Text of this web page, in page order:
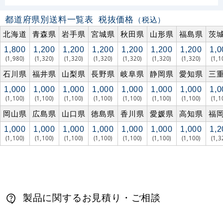
都道府県別送料一覧表 税抜価格 （税込）
北海道
青森県 岩手県 宮城県 秋田県 山形県 福島県 茨
1,800
(1,980)
1,200
(1,320)
1,200
(1,320)
1,200
(1,320)
1,200
(1,320)
1,200
(1,320)
1,200
(1,320)
石川県 福井県 山梨県 長野県 岐阜県 静岡県 愛知県 三
1,000
(1,100)
1,000
(1,100)
1,000
(1,100)
1,000
(1,100)
1,000
(1,100)
1,000
(1,100)
1,000
(1,100)
岡山県 広島県 山口県 徳島県 香川県 愛媛県 高知県 福
1,000
(1,100)
1,000
(1,100)
1,000
(1,100)
1,000
(1,100)
1,000
(1,100)
1,000
(1,100)
1,000
(1,100)
製品に関するお見積り・ご相談